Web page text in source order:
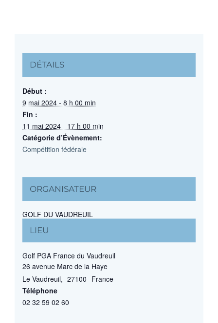
DÉTAILS
Début :
9 mai 2024 - 8 h 00 min
Fin :
11 mai 2024 - 17 h 00 min
Catégorie d’Évènement:
Compétition fédérale
LIEU
Golf PGA France du Vaudreuil
26 avenue Marc de la Haye
Le Vaudreuil, 27100 France
Téléphone
02 32 59 02 60
ORGANISATEUR
GOLF DU VAUDREUIL